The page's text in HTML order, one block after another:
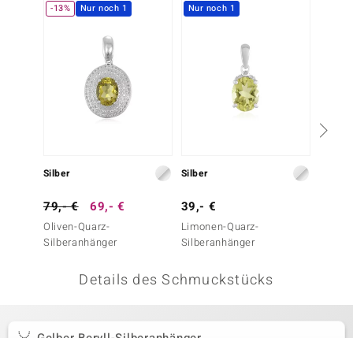
BY DE MELO
-13% Nur noch 1
Silber
79,- € 69,- €
Oliven-Quarz-
Silberanhänger
Nur noch 1
Silber
39,- €
Limonen-Quarz-
Silberanhänger
Details des Schmuckstücks